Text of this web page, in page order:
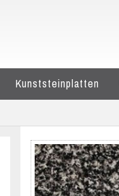
Kunststeinplatten